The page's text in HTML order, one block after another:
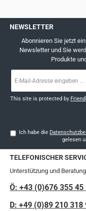
NEWSLETTER
Abonnieren Sie jetzt
Newsletter und Sie
Produkte
Mail-
*
This site is protected by
Ich habe die
gelesen
TELEFONISCHER
Unterstützung und
Ö: +43 (0)676 355 45
D: +49 (0)89 210 318